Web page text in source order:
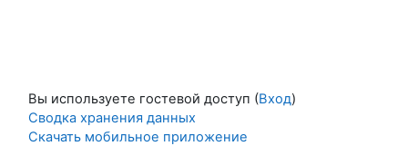
Вы используете гостевой доступ (Вход)
Сводка хранения данных
Скачать мобильное приложение